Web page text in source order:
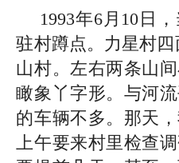
1993年6月10日
驻村蹲点。力星村
山村。左右两条山
瞰象丫字形。与河
的车辆不多。那天
上午要来村里检查